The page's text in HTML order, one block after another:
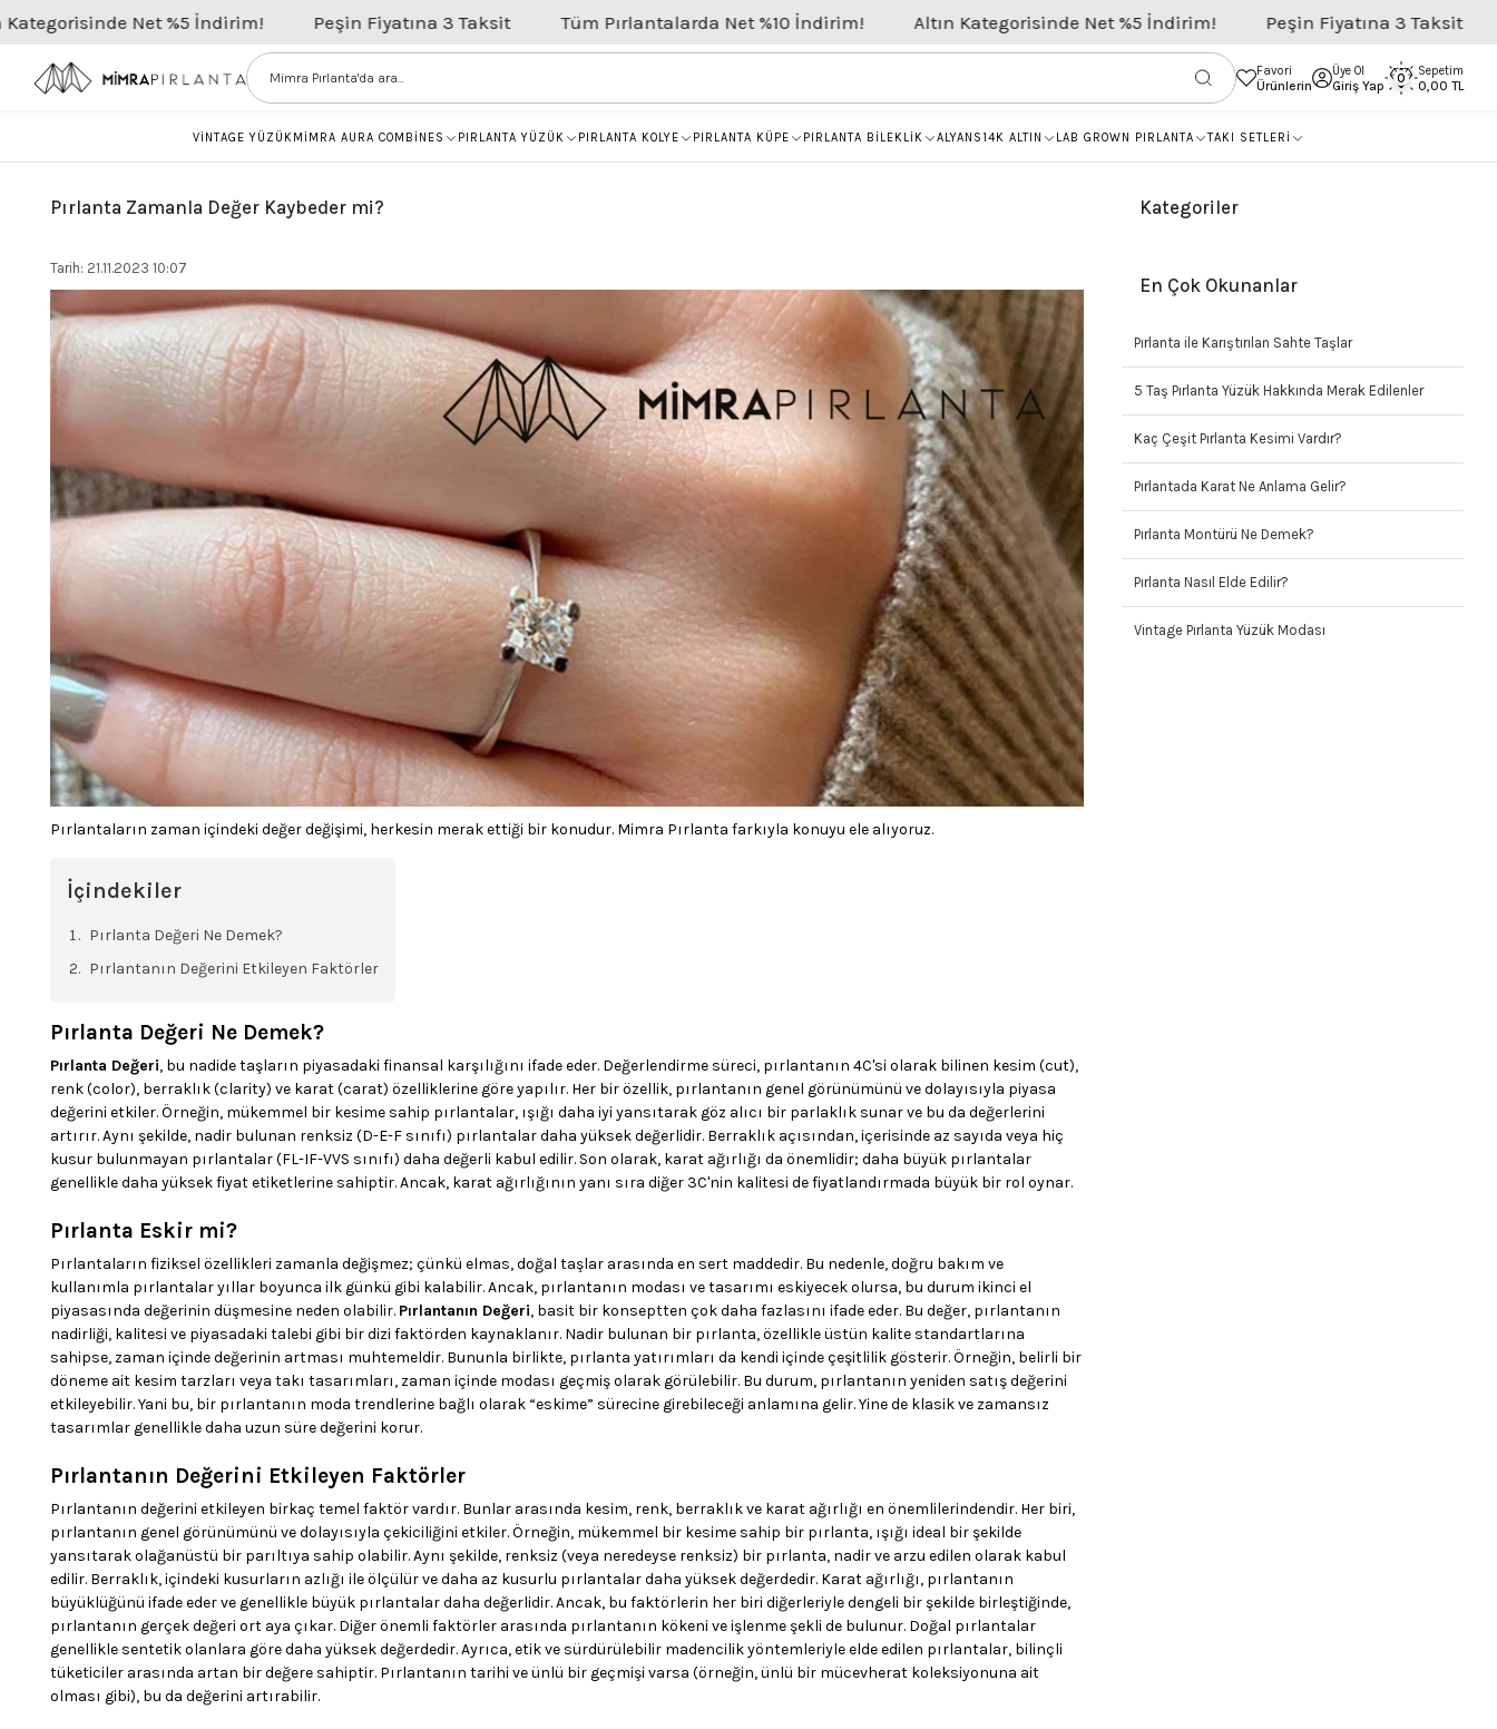
Net %5 İndirim! Peşin Fiyatına 3 Taksit Tüm Pırlantalarda Net %10 İndirim! Altın Kategorisinde Net %5 İndirim! Peşin Fiyatına 3 Taksit Tüm
Favori
Ürünlerin
Üye Ol
Giriş Yap 0
Sepetim
0,00 TL
VİNTAGE YÜZÜK MİMRA AURA COMBİNES PIRLANTA YÜZÜK PIRLANTA KOLYE PIRLANTA KÜPE PIRLANTA BİLEKLİK ALYANS 14K ALTIN LAB GROWN PIRLANTA TAKI SETLERİ
Pırlanta Zamanla Değer Kaybeder mi?
Tarih: 21.11.2023 10:07
Pırlantaların zaman içindeki değer değişimi, herkesin merak ettiği bir konudur. Mimra Pırlanta farkıyla konuyu ele alıyoruz.
İçindekiler
Pırlanta Değeri Ne Demek?
Pırlantanın Değerini Etkileyen Faktörler
Pırlanta Değeri Ne Demek?
Pırlanta Değeri, bu nadide taşların piyasadaki finansal karşılığını ifade eder. Değerlendirme süreci, pırlantanın 4C'si olarak bilinen kesim (cut),
renk (color), berraklık (clarity) ve karat (carat) özelliklerine göre yapılır. Her bir özellik, pırlantanın genel görünümünü ve dolayısıyla piyasa
değerini etkiler. Örneğin, mükemmel bir kesime sahip pırlantalar, ışığı daha iyi yansıtarak göz alıcı bir parlaklık sunar ve bu da değerlerini
artırır. Aynı şekilde, nadir bulunan renksiz (D-E-F sınıfı) pırlantalar daha yüksek değerlidir. Berraklık açısından, içerisinde az sayıda veya hiç
kusur bulunmayan pırlantalar (FL-IF-VVS sınıfı) daha değerli kabul edilir. Son olarak, karat ağırlığı da önemlidir; daha büyük pırlantalar
genellikle daha yüksek fiyat etiketlerine sahiptir. Ancak, karat ağırlığının yanı sıra diğer 3C'nin kalitesi de fiyatlandırmada büyük bir rol oynar.
Pırlanta Eskir mi?
Pırlantaların fiziksel özellikleri zamanla değişmez; çünkü elmas, doğal taşlar arasında en sert maddedir. Bu nedenle, doğru bakım ve
kullanımla pırlantalar yıllar boyunca ilk günkü gibi kalabilir. Ancak, pırlantanın modası ve tasarımı eskiyecek olursa, bu durum ikinci el
piyasasında değerinin düşmesine neden olabilir. Pırlantanın Değeri, basit bir konseptten çok daha fazlasını ifade eder. Bu değer, pırlantanın
nadirliği, kalitesi ve piyasadaki talebi gibi bir dizi faktörden kaynaklanır. Nadir bulunan bir pırlanta, özellikle üstün kalite standartlarına
sahipse, zaman içinde değerinin artması muhtemeldir. Bununla birlikte, pırlanta yatırımları da kendi içinde çeşitlilik gösterir. Örneğin, belirli bir
döneme ait kesim tarzları veya takı tasarımları, zaman içinde modası geçmiş olarak görülebilir. Bu durum, pırlantanın yeniden satış değerini
etkileyebilir. Yani bu, bir pırlantanın moda trendlerine bağlı olarak “eskime” sürecine girebileceği anlamına gelir. Yine de klasik ve zamansız
tasarımlar genellikle daha uzun süre değerini korur.
Pırlantanın Değerini Etkileyen Faktörler
Pırlantanın değerini etkileyen birkaç temel faktör vardır. Bunlar arasında kesim, renk, berraklık ve karat ağırlığı en önemlilerindendir. Her biri,
pırlantanın genel görünümünü ve dolayısıyla çekiciliğini etkiler. Örneğin, mükemmel bir kesime sahip bir pırlanta, ışığı ideal bir şekilde
yansıtarak olağanüstü bir parıltıya sahip olabilir. Aynı şekilde, renksiz (veya neredeyse renksiz) bir pırlanta, nadir ve arzu edilen olarak kabul
edilir. Berraklık, içindeki kusurların azlığı ile ölçülür ve daha az kusurlu pırlantalar daha yüksek değerdedir. Karat ağırlığı, pırlantanın
büyüklüğünü ifade eder ve genellikle büyük pırlantalar daha değerlidir. Ancak, bu faktörlerin her biri diğerleriyle dengeli bir şekilde birleştiğinde,
pırlantanın gerçek değeri ort aya çıkar. Diğer önemli faktörler arasında pırlantanın kökeni ve işlenme şekli de bulunur. Doğal pırlantalar
genellikle sentetik olanlara göre daha yüksek değerdedir. Ayrıca, etik ve sürdürülebilir madencilik yöntemleriyle elde edilen pırlantalar, bilinçli
tüketiciler arasında artan bir değere sahiptir. Pırlantanın tarihi ve ünlü bir geçmişi varsa (örneğin, ünlü bir mücevherat koleksiyonuna ait
olması gibi), bu da değerini artırabilir.
Kategoriler
En Çok Okunanlar
Pırlanta ile Karıştırılan Sahte Taşlar
5 Taş Pırlanta Yüzük Hakkında Merak Edilenler
Kaç Çeşit Pırlanta Kesimi Vardır?
Pırlantada Karat Ne Anlama Gelir?
Pırlanta Montürü Ne Demek?
Pırlanta Nasıl Elde Edilir?
Vintage Pırlanta Yüzük Modası